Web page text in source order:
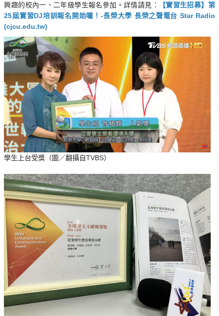
興趣的校內一、二年級學生報名參加。詳情請見：
【實習生招募】第
25屆實習DJ培訓報名開始囉！-長榮大學 長榮之聲電台 Star Radio
(cjcu.edu.tw)
學生上台受獎（圖／翻攝自TVBS）